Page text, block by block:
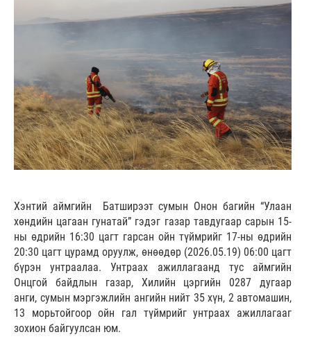
Хэнтий аймгийн Батширээт сумын Онон багийн “Улаан
хөндийн цагаан гунатай” гэдэг газар тавдугаар сарын 15-
ны өдрийн 16:30 цагт гарсан ойн түймрийг 17-ны өдрийн
20:30 цагт цурамд оруулж, өнөөдөр (2026.05.19) 06:00 цагт
бүрэн унтраалаа. Унтраах ажиллагаанд тус аймгийн
Онцгой байдлын газар, Хилийн цэргийн 0287 дугаар
анги, сумын мэргэжлийн ангийн нийт 35 хүн, 2 автомашин,
13 морьтойгоор ойн гал түймрийг унтраах ажиллагааг
зохион байгуулсан юм.